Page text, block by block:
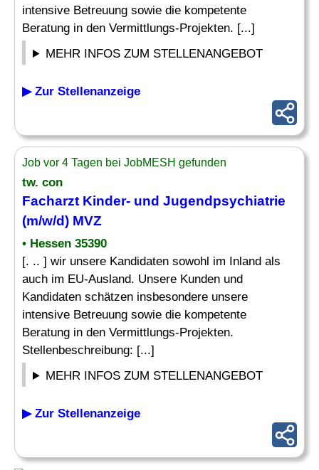
intensive Betreuung sowie die kompetente
Beratung in den Vermittlungs-Projekten. [...]
MEHR INFOS ZUM STELLENANGEBOT
▶ Zur Stellenanzeige
Job vor 4 Tagen bei JobMESH gefunden
tw. con
Facharzt Kinder- und Jugendpsychiatrie
(m/w/d) MVZ
• Hessen 35390
[. .. ] wir unsere Kandidaten sowohl im Inland als
auch im EU-Ausland. Unsere Kunden und
Kandidaten schätzen insbesondere unsere
intensive Betreuung sowie die kompetente
Beratung in den Vermittlungs-Projekten.
Stellenbeschreibung: [...]
MEHR INFOS ZUM STELLENANGEBOT
▶ Zur Stellenanzeige